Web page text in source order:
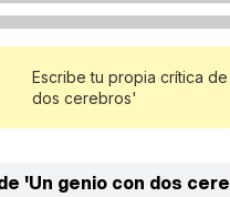
Escribe tu propia crítica
dos cerebros'
'Un genio con dos